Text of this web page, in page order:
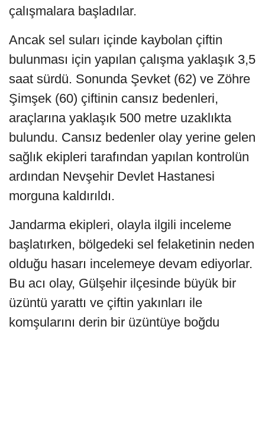
çalışmalara başladılar.
Ancak sel suları içinde kaybolan çiftin
bulunması için yapılan çalışma yaklaşık 3,5
saat sürdü. Sonunda Şevket (62) ve Zöhre
Şimşek (60) çiftinin cansız bedenleri,
araçlarına yaklaşık 500 metre uzaklıkta
bulundu. Cansız bedenler olay yerine gelen
sağlık ekipleri tarafından yapılan kontrolün
ardından Nevşehir Devlet Hastanesi
morguna kaldırıldı.
Jandarma ekipleri, olayla ilgili inceleme
başlatırken, bölgedeki sel felaketinin neden
olduğu hasarı incelemeye devam ediyorlar.
Bu acı olay, Gülşehir ilçesinde büyük bir
üzüntü yarattı ve çiftin yakınları ile
komşularını derin bir üzüntüye boğdu